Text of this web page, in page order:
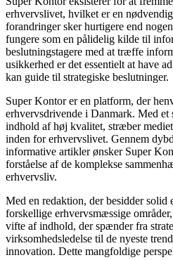
erhvervslivet, hvilket er en
forandringer sker hurtigere end
fungere som en pålidelig kilde til
beslutningstagere med at træffe
usikkerhed er det essentielt at have
kan guide til strategiske beslutninger.
Super Kontor er en platform, der
erhvervsdrivende i Danmark. Med et
indhold af høj kvalitet, stræber
inden for erhvervslivet. Gennem
informative artikler ønsker Super
forståelse af de komplekse
erhvervsliv.
Med en redaktion, der besidder solid
forskellige erhvervsmæssige
vifte af indhold, der spænder fra
virksomhedsledelse til de nyeste
innovation. Dette mangfoldige